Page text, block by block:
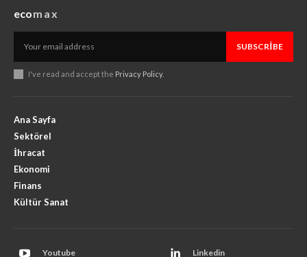
ecomax
SUBSCRIBE
I've read and accept the Privacy Policy.
Ana Sayfa
Sektörel
İhracat
Ekonomi
Finans
Kültür Sanat
Youtube Linkedin